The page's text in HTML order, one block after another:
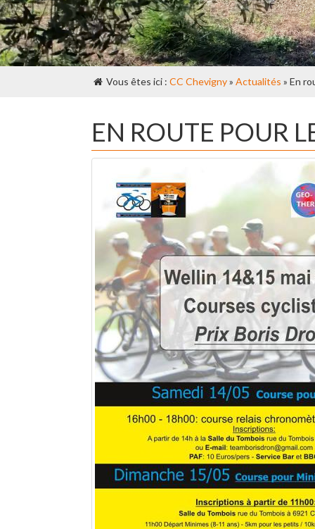
Vous êtes ici : CC Chevigny» Actualités » En
EN ROUTE POUR